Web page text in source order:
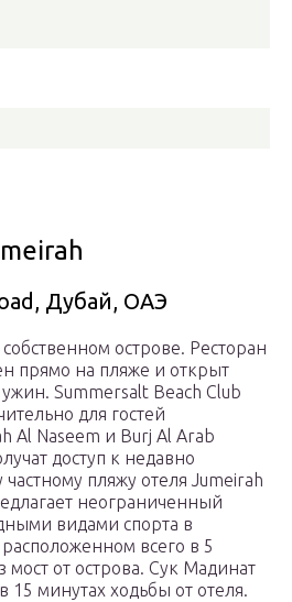
Дубай, ОАЭ
острове. Ресторан
прямо на пляже и открыт
Summersalt Beach Club
для гостей
Al Naseem и Burj Al Arab
доступ к недавно
пляжу отеля Jumeirah
неограниченный
видами спорта в
всего в 5
мост от острова. Сук Мадинат
15 минутах ходьбы от отеля.